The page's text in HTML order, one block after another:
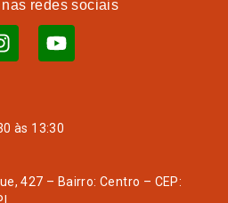
redes sociais
às 13:30
427 – Bairro: Centro – CEP: